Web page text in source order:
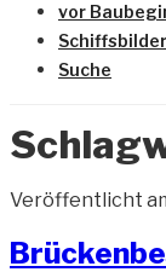
vor
Schiffsbilder
Suche
Veröffentlicht